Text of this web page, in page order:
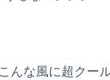
んな風に超クー